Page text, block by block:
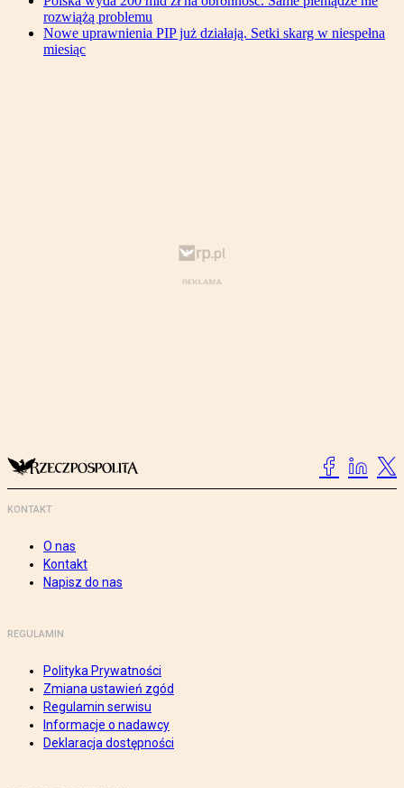
rozwiążą problemu
Nowe uprawnienia PIP już działają. Setki skarg w niespełna
miesiąc
KONTAKT
O nas
Kontakt
Napisz do nas
REGULAMIN
Polityka Prywatności
Zmiana ustawień zgód
Regulamin serwisu
Informacje o nadawcy
Deklaracja dostępności